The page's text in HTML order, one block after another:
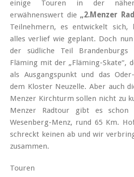
einige Touren in der
erwähnenswert die „2.Menzer
Teilnehmern, es entwickelt sich,
alles verlief wie geplant. Doch
der südliche Teil
Fläming mit der „Fläming-Skate“,
als Ausgangspunkt und das
dem Kloster Neuzelle. Aber auch
Menzer Kirchturm sollen nicht zu
Menzer Radtour gibt es schon
Wesenberg-Menz, rund 65 Km.
schreckt keinen ab und wir
zusammen.
Touren